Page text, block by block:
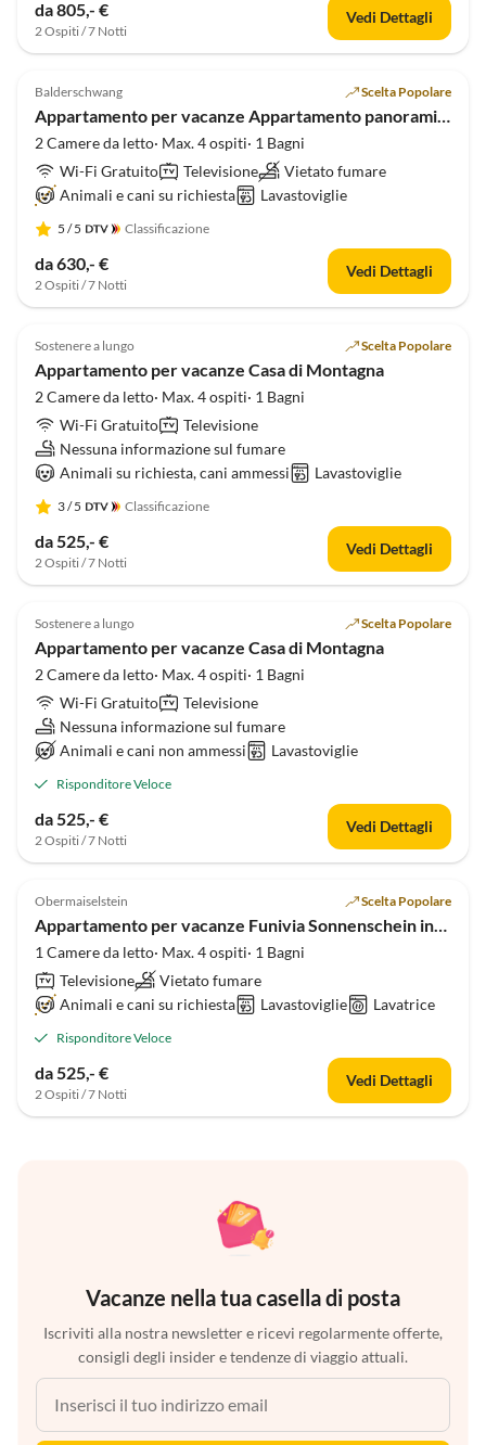
da 805,- €
2 Ospiti / 7 Notti
Vedi Dettagli
Annuncio in
Alto
5.0 (7)
Balderschwang Scelta Popolare
Appartamento per vacanze Appartamento panoramico Kiefer, 5 stelle, sauna
2 Camere da letto· Max. 4 ospiti· 1 Bagni
Wi-Fi Gratuito
Televisione
Vietato fumare
Animali e cani su richiesta
Lavastoviglie
5 / 5 Classificazione
da 630,- €
2 Ospiti / 7 Notti
Vedi Dettagli
Annuncio in
Alto
5.0 (6)
Sostenere a lungo Scelta Popolare
Appartamento per vacanze Casa di Montagna
2 Camere da letto· Max. 4 ospiti· 1 Bagni
Wi-Fi Gratuito
Televisione
Nessuna informazione sul fumare
Animali su richiesta, cani ammessi
Lavastoviglie
3/ 5 Classificazione
da 525,- €
2 Ospiti / 7 Notti
Vedi Dettagli
Tour
virtuale
Premio 2025
Annuncio in
Alto
5.0 (5)
Sostenere a lungo Scelta Popolare
Appartamento per vacanze Casa di Montagna
2 Camere da letto· Max. 4 ospiti· 1 Bagni
Wi-Fi Gratuito
Televisione
Nessuna informazione sul fumare
Animali e cani non ammessi
Lavastoviglie
Risponditore Veloce
da 525,- €
2 Ospiti / 7 Notti
Vedi Dettagli
Annuncio in
Alto
5.0 (4)
Obermaiselstein Scelta Popolare
Appartamento per vacanze Funivia Sonnenschein inclusa
1 Camere da letto· Max. 4 ospiti· 1 Bagni
Televisione
Vietato fumare
Animali e cani su richiesta
Lavastoviglie Lavatrice
Risponditore Veloce
da 525,- €
2 Ospiti / 7 Notti
Vedi Dettagli
Vacanze nella tua casella di posta
Iscriviti alla nostra newsletter e ricevi regolarmente offerte,
consigli degli insider e tendenze di viaggio attuali.